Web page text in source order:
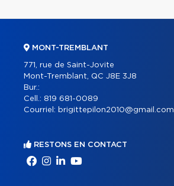
MONT-TREMBLANT
771, rue de Saint-Jovite
Mont-Tremblant, QC J8E 3J8
Bur.:
Cell.: 819 681-0089
Courriel: brigittepilon2010@gmail.com
RESTONS EN CONTACT